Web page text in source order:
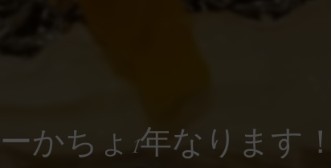
Cheese
かちょ1年なります！